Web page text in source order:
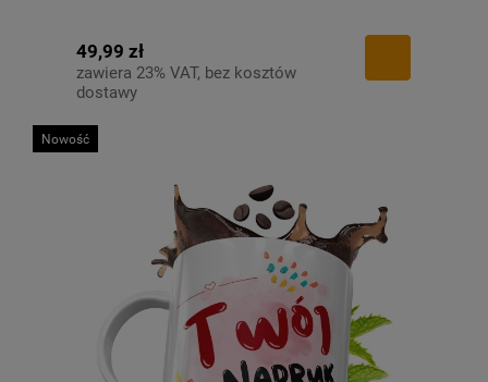
49,99 zł
zawiera 23% VAT, bez kosztów
dostawy
Nowość